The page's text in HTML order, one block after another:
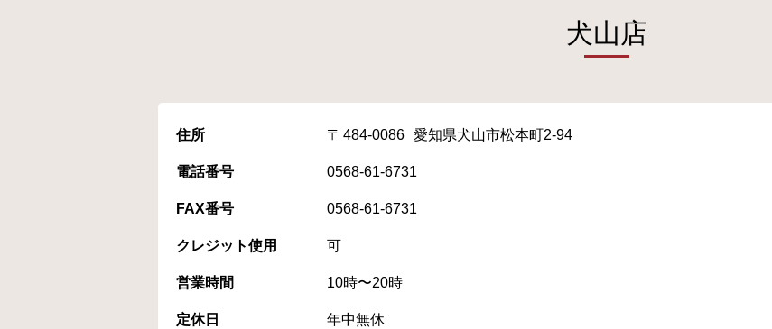
犬山店
住所 484-0086 愛知県犬山市松本町2-94
電話番号 0568-61-6731
FAX番号 0568-61-6731
クレジット使用 可
営業時間 10時〜20時
定休日 年中無休